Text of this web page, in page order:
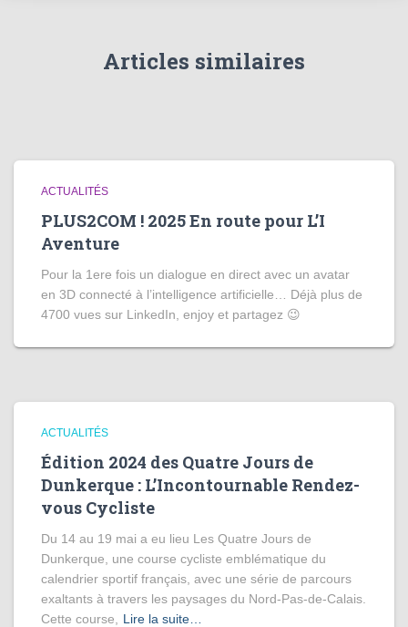
Articles similaires
ACTUALITÉS
PLUS2COM ! 2025 En route pour L’I
Aventure
Pour la 1ere fois un dialogue en direct avec un avatar
en 3D connecté à l’intelligence artificielle… Déjà plus de
4700 vues sur LinkedIn, enjoy et partagez 😉
ACTUALITÉS
Édition 2024 des Quatre Jours de
Dunkerque : L’Incontournable Rendez-
vous Cycliste
Du 14 au 19 mai a eu lieu Les Quatre Jours de
Dunkerque, une course cycliste emblématique du
calendrier sportif français, avec une série de parcours
exaltants à travers les paysages du Nord-Pas-de-Calais.
Cette course,
Lire la suite…